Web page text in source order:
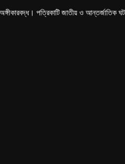
পত্রিকাটি জাতীয় ও আন্তর্জাতিক